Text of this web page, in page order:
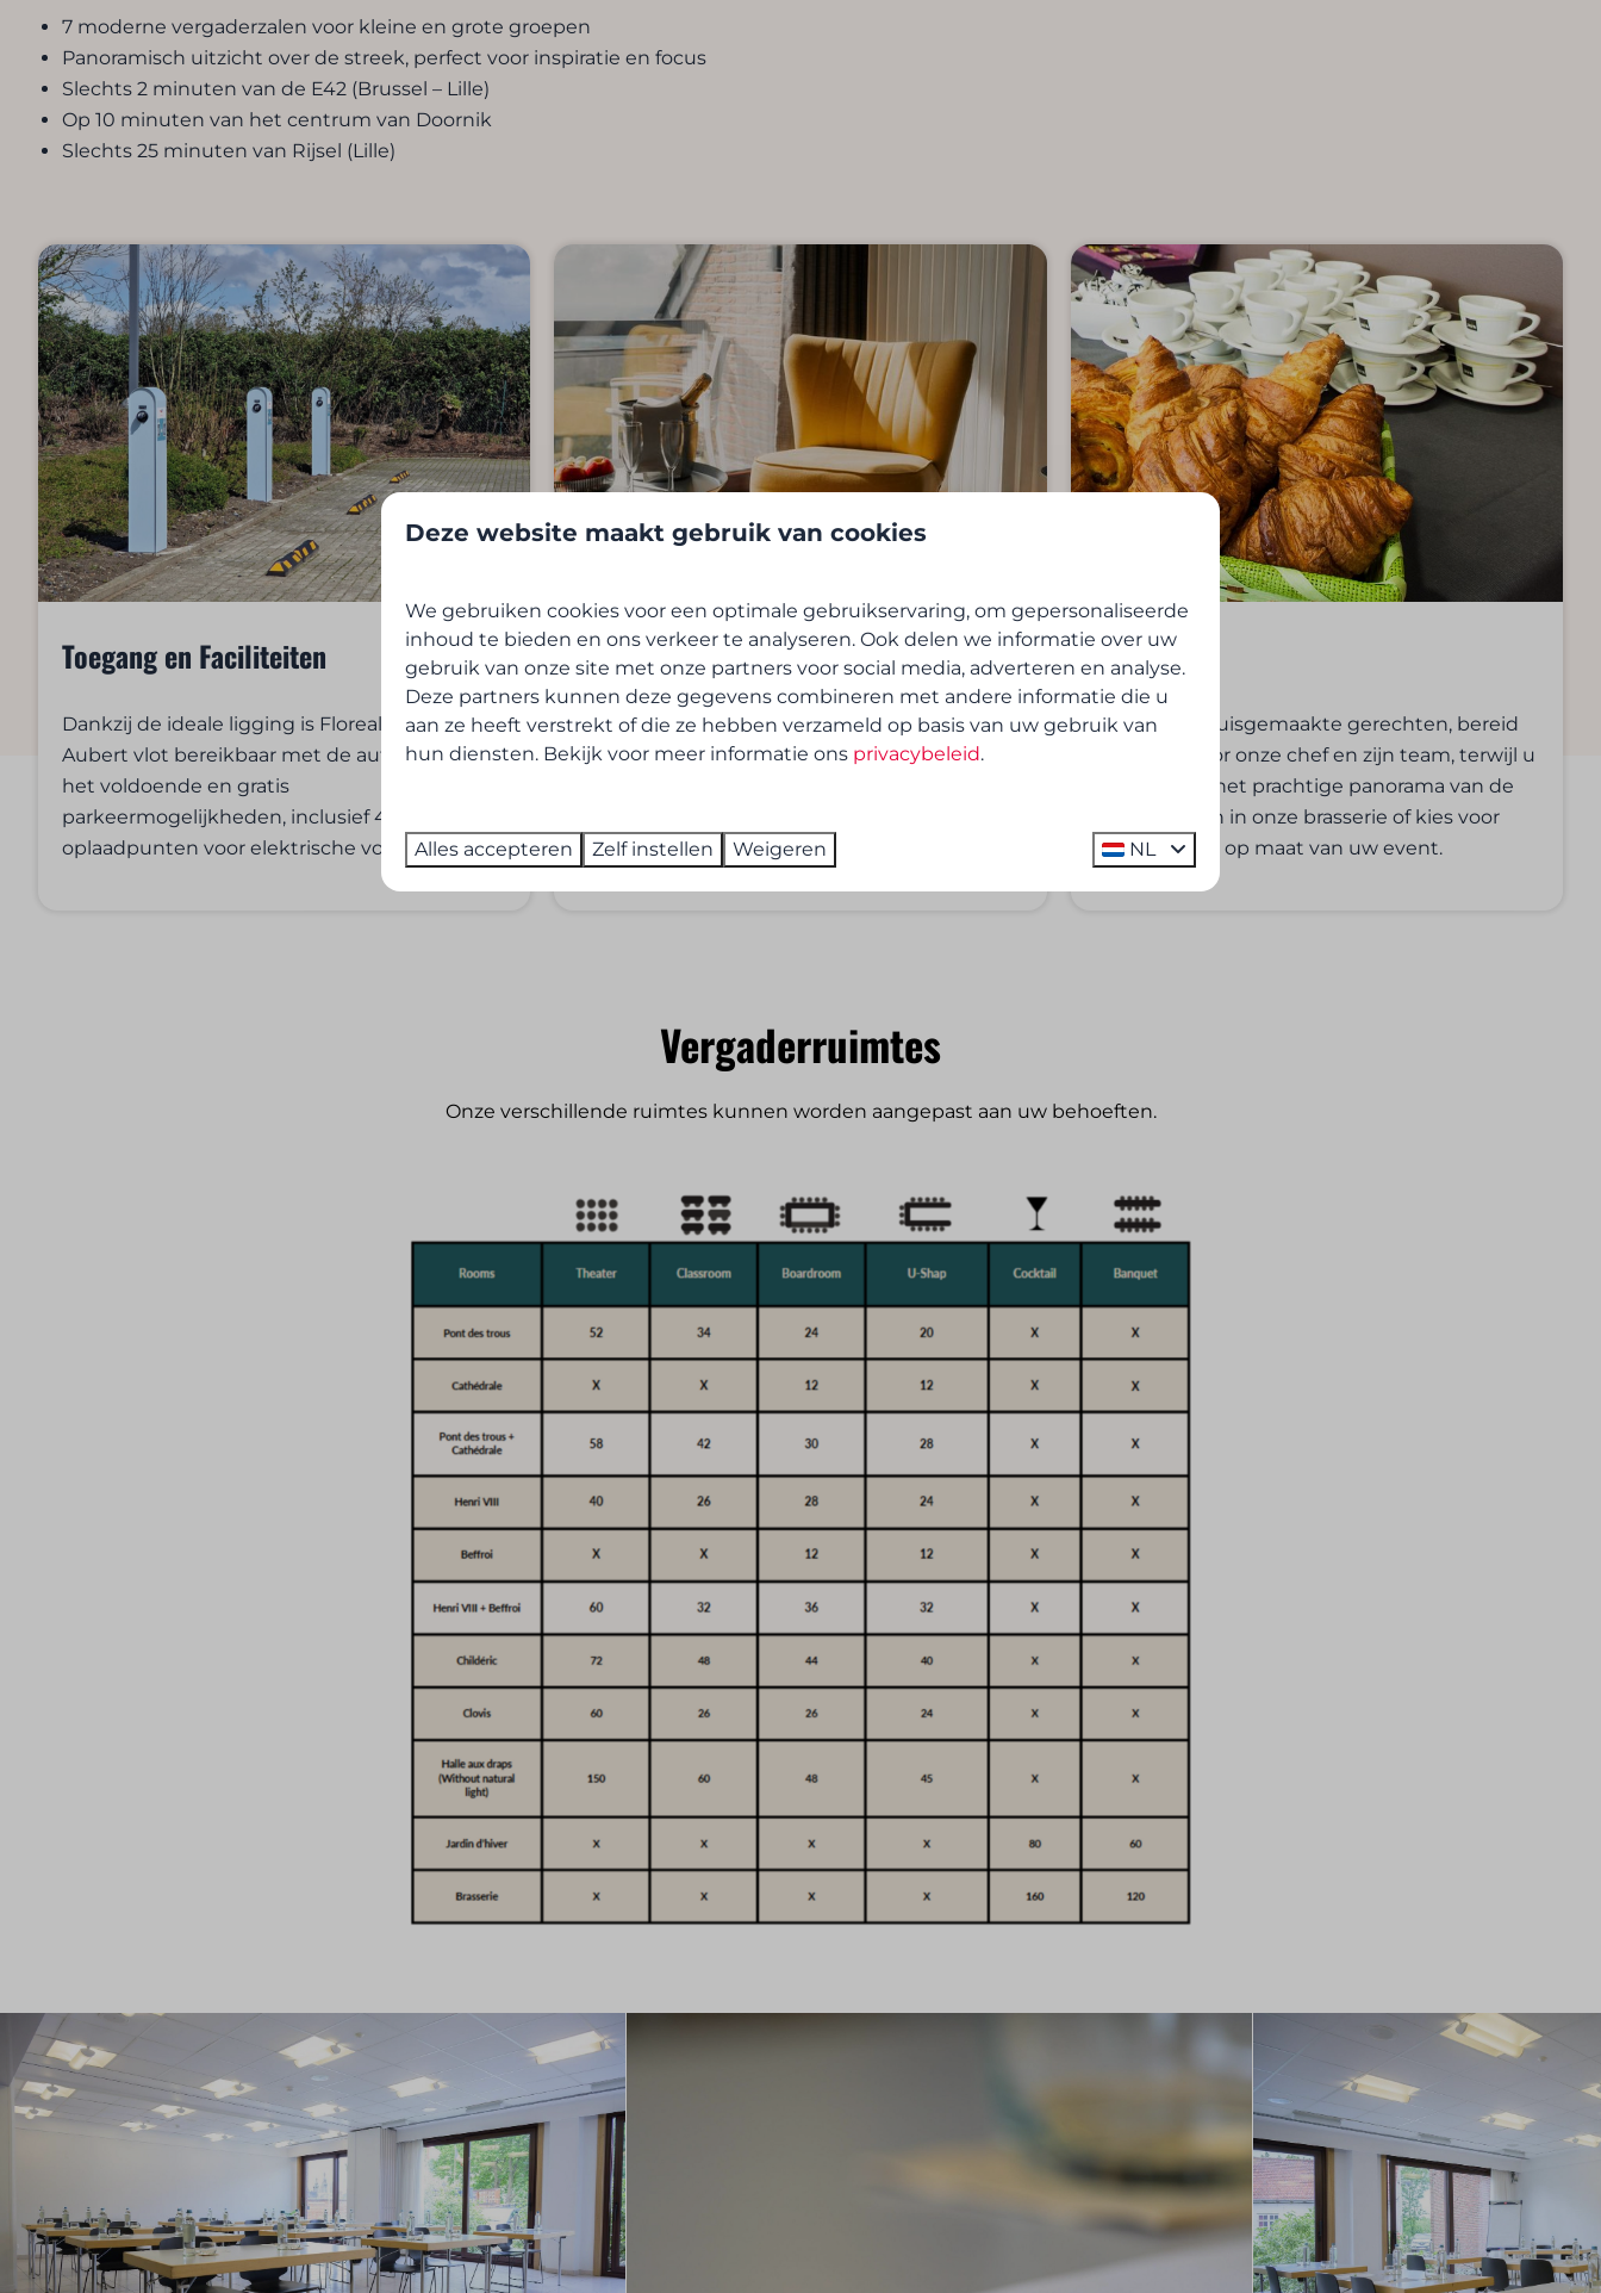
7 moderne vergaderzalen voor kleine en grote groepen
Panoramisch uitzicht over de streek, perfect voor inspiratie en focus
Slechts 2 minuten van de E42 (Brussel – Lille)
Op 10 minuten van het centrum van Doornik
Slechts 25 minuten van Rijsel (Lille)
Toegang en Faciliteiten
​Dankzij de ideale ligging is Floreal Mont-Saint-
Aubert vlot bereikbaar met de auto en biedt
het voldoende en gratis
parkeermogelijkheden, inclusief 4
oplaadpunten voor elektrische voertuigen.
Accommodatie en Comfort
​Floreal Mont-Saint-Aubert beschikt over 45
moderne hotelkamers, variërend van
budget.
Catering
Geniet van huisgemaakte gerechten, bereid
met zorg door onze chef en zijn team, terwijl u
uitkijkt over het prachtige panorama van de
streek. Lunch in onze brasserie of kies voor
een privézaal op maat van uw event.
Vergaderruimtes
Onze verschillende ruimtes kunnen worden aangepast aan uw behoeften.
Deze website maakt gebruik van cookies
We gebruiken cookies voor een optimale gebruikservaring, om gepersonaliseerde
inhoud te bieden en ons verkeer te analyseren. Ook delen we informatie over uw
gebruik van onze site met onze partners voor social media, adverteren en analyse.
Deze partners kunnen deze gegevens combineren met andere informatie die u
aan ze heeft verstrekt of die ze hebben verzameld op basis van uw gebruik van
hun diensten. Bekijk voor meer informatie ons privacybeleid.
Alles accepteren Zelf instellen Weigeren NL